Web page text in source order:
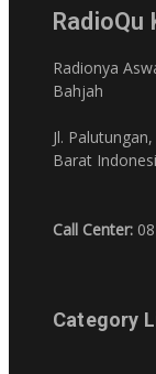
RadioQu
Radionya
Bahjah
Jl.
Barat
Call Center:
Category